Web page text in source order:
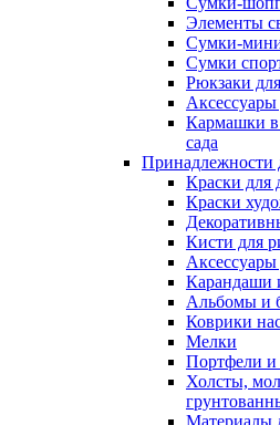
Элементы
Сумки-
Сумки
Рюкзаки
Кармашки в
сада
Принадлежности
Краски для
Краски
Кисти для
Карандаши
Альбомы и
Коврики
Мелки
Портфели и
Холсты,
Материалы